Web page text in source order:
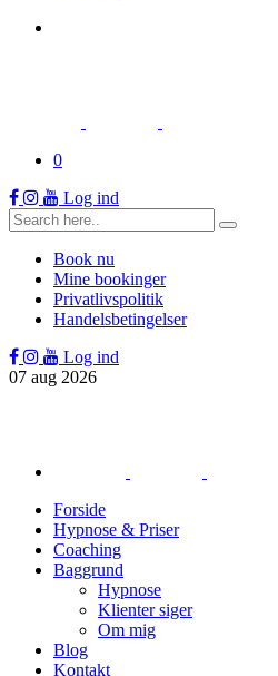
0
Log ind
Book nu
Mine bookinger
Privatlivspolitik
Handelsbetingelser
Log ind
07 aug 2026
Forside
Hypnose & Priser
Coaching
Baggrund
Hypnose
Klienter siger
Om mig
Blog
Kontakt